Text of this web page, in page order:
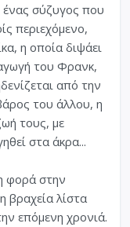
ένας σύζυγος που
περιεχόμενο,
η οποία διψάει
του Φρανκ,
από την
του άλλου, η
τους, με
στα άκρα...
φορά στην
βραχεία λίστα
επόμενη χρονιά.